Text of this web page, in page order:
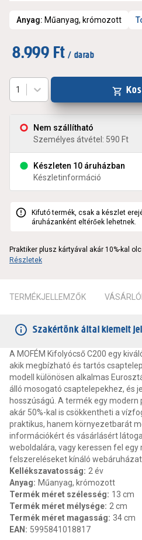
Anyag: Műanyag, krómozott
8.999 Ft / darab
Nem szállítható
Személyes átvétel: 590 Ft
Készleten 10 áruházban
Készletinformáció
1
Kifutó termék, csak a készlet
áruházanként eltérőek lehetnek.
Praktiker plusz kártyával akár 10%-kal
Részletek
TERMÉKJELLEMZŐK
Szakértőnk által kiemelt
A MOFÉM Kifolyócső C200 egy
akik megbízható és tartós
modell különösen alkalmas
álló mosogató csaptelepekhez, és
hosszúságú. A termék egy
akár 50%-kal is csökkentheti a
praktikus, hanem környezetbarát
információkért és vásárlásért
weboldalára, vagy keressen fel
felszereléseket kínáló
Kellékszavatosság: 2 év
Anyag: Műanyag, krómozott
Termék méret szélesség: 13 cm
Termék méret mélysége: 2 cm
Termék méret magasság: 34 cm
EAN : 5995841018817